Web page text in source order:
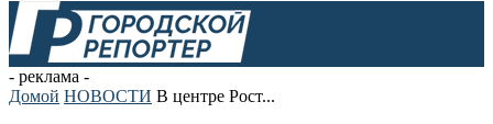
- реклама -
Домой НОВОСТИ В центре Рост...